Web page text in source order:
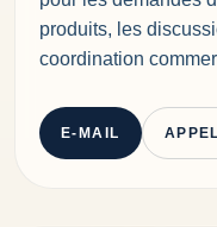
produits, les
coordination
E-MAIL APPEL